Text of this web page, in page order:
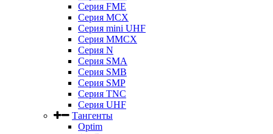
Серия FME
Серия MCX
Серия mini UHF
Серия MMCX
Серия N
Серия SMA
Серия SMB
Серия SMP
Серия TNC
Серия UHF
Тангенты
Optim